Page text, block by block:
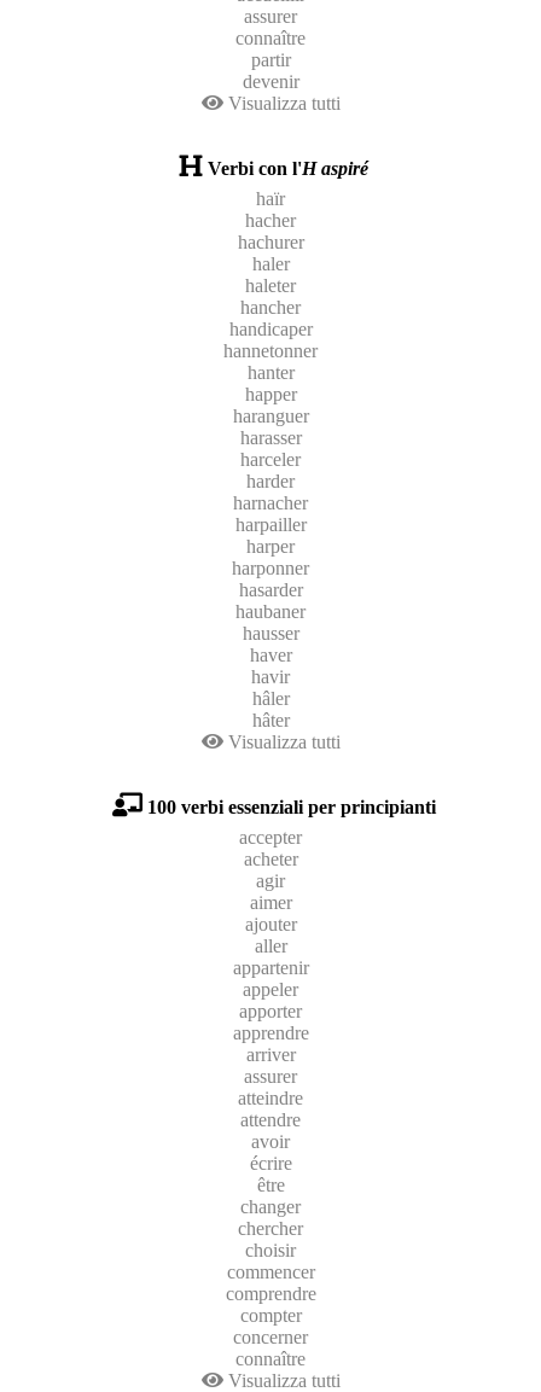
assurer
connaître
partir
devenir
Visualizza tutti
Verbi con l'H aspiré
haïr
hacher
hachurer
haler
haleter
hancher
handicaper
hannetonner
hanter
happer
haranguer
harasser
harceler
harder
harnacher
harpailler
harper
harponner
hasarder
haubaner
hausser
haver
havir
hâler
hâter
Visualizza tutti
100 verbi essenziali per principianti
accepter
acheter
agir
aimer
ajouter
aller
appartenir
appeler
apporter
apprendre
arriver
assurer
atteindre
attendre
avoir
écrire
être
changer
chercher
choisir
commencer
comprendre
compter
concerner
connaître
Visualizza tutti